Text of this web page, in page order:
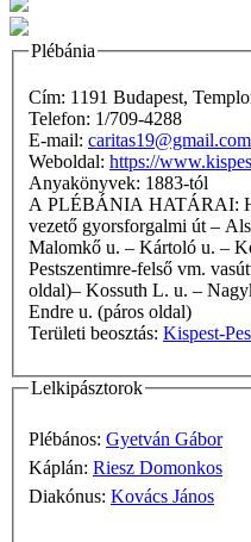
Plébánia
Cím: 1191 Budapest,
Telefon: 1/709-4288
E-mail: caritas19@gmail.com
Weboldal: https://
Anyakönyvek: 1883-tól
A PLÉBÁNIA HATÁRAI: Határ u. – Ferihegyi repülőtérre
vezető gyorsforgalmi út –
Malomkő u. – Kártoló u. –
Pestszentimre-felső vm.
oldal)– Kossuth L. u. –
Endre u. (páros oldal)
Területi beosztás: Kispest-
Lelkipásztorok
Plébános: Gyetván Gábor
Káplán: Riesz Domonkos
Diakónus: Kovács János